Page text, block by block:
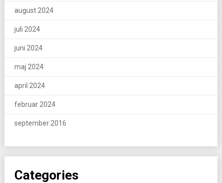
august 2024
juli 2024
juni 2024
maj 2024
april 2024
februar 2024
september 2016
Categories